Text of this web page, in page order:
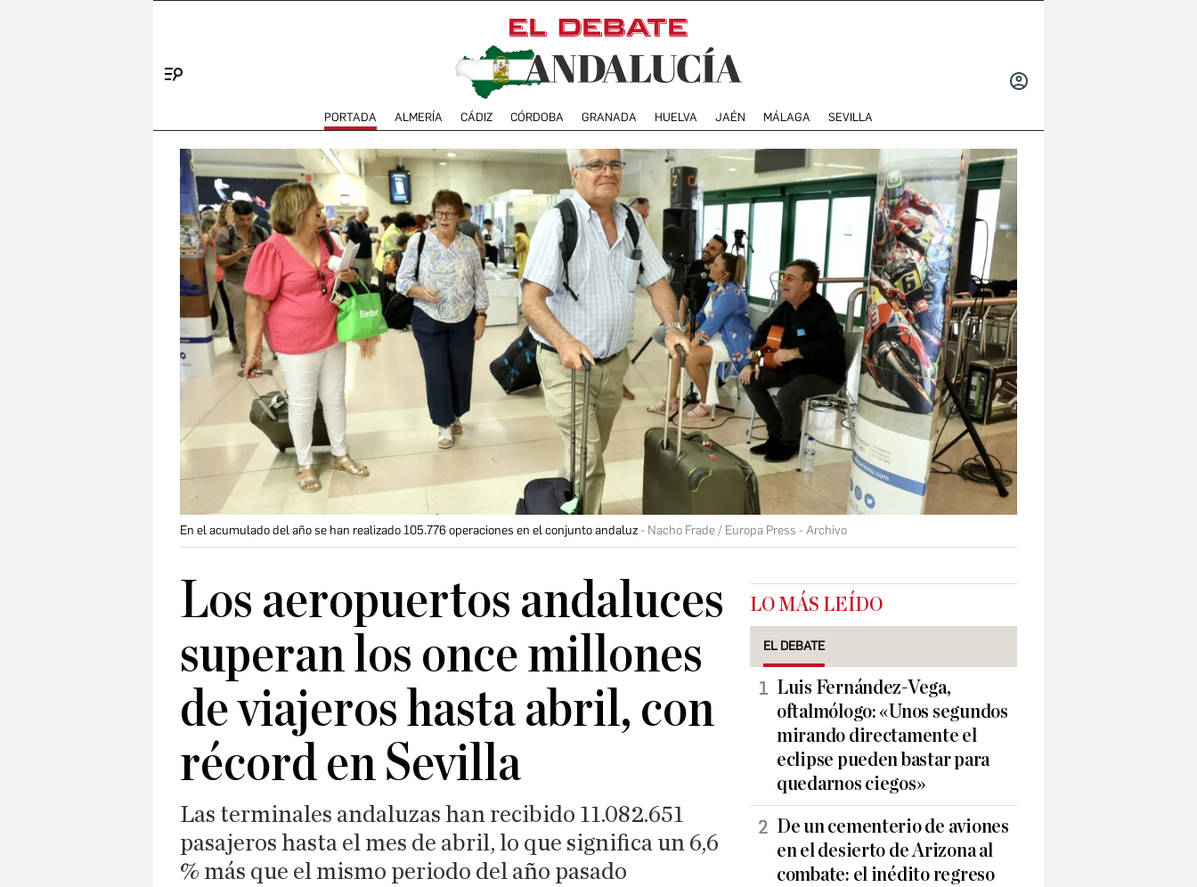
PORTADA ALMERÍA CÁDIZ CÓRDOBA GRANADA HUELVA JAÉN MÁLAGA SEVILLA
En el acumulado del año se han realizado 105.776 operaciones en el conjunto andaluz Nacho Frade / Europa Press - Archivo
Los aeropuertos andaluces
superan los once millones
de viajeros hasta abril, con
récord en Sevilla
Las terminales andaluzas han recibido 11.082.651
pasajeros hasta el mes de abril, lo que significa un 6,6
% más que el mismo periodo del año pasado
LO MÁS LEÍDO
EL DEBATE
Luis Fernández-Vega,
oftalmólogo: «Unos segundos
mirando directamente el
eclipse pueden bastar para
quedarnos ciegos»
De un cementerio de aviones
en el desierto de Arizona al
combate: el inédito regreso